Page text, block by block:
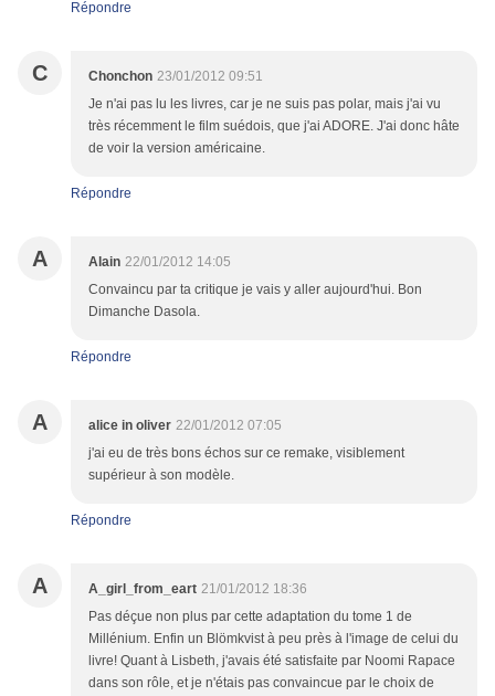
Répondre
C Chonchon 23/01/2012 09:51
Je n'ai pas lu les livres, car je ne suis pas polar, mais j'ai vu
très récemment le film suédois, que j'ai ADORE. J'ai donc hâte
de voir la version américaine.
Répondre
A Alain 22/01/2012 14:05
Convaincu par ta critique je vais y aller aujourd'hui. Bon
Dimanche Dasola.
Répondre
A alice in oliver 22/01/2012 07:05
j'ai eu de très bons échos sur ce remake, visiblement
supérieur à son modèle.
Répondre
A A_girl_from_eart 21/01/2012 18:36
Pas déçue non plus par cette adaptation du tome 1 de
Millénium. Enfin un Blömkvist à peu près à l'image de celui du
livre! Quant à Lisbeth, j'avais été satisfaite par Noomi Rapace
dans son rôle, et je n'étais pas convaincue par le choix de